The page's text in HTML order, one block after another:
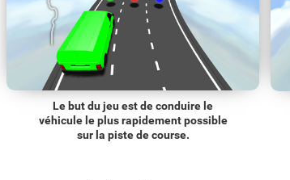
Le but du jeu est de conduire le
véhicule le plus rapidement possible
sur la piste de course.